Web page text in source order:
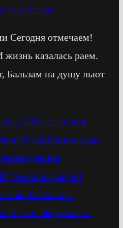
поэзии
Сегодня отмечаем!
жизнь казалась раем.
Бальзам на душу льют
220 лет со дня
Vf »Библия и отцы
Акция
Алексин алерий
Елизавета
афоризмы и